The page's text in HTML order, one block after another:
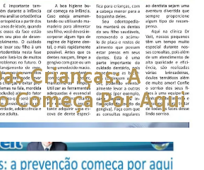
Crianças: A
Começa Por Aqui